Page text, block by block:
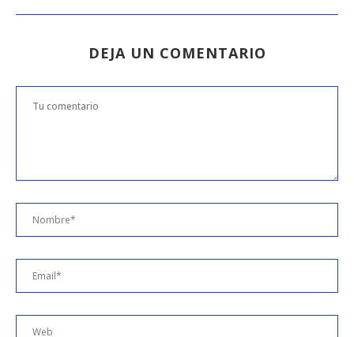
DEJA UN COMENTARIO